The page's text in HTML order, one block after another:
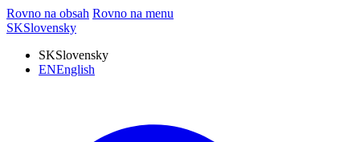
Rovno na obsah Rovno na menu
SKSlovensky
SKSlovensky
ENEnglish